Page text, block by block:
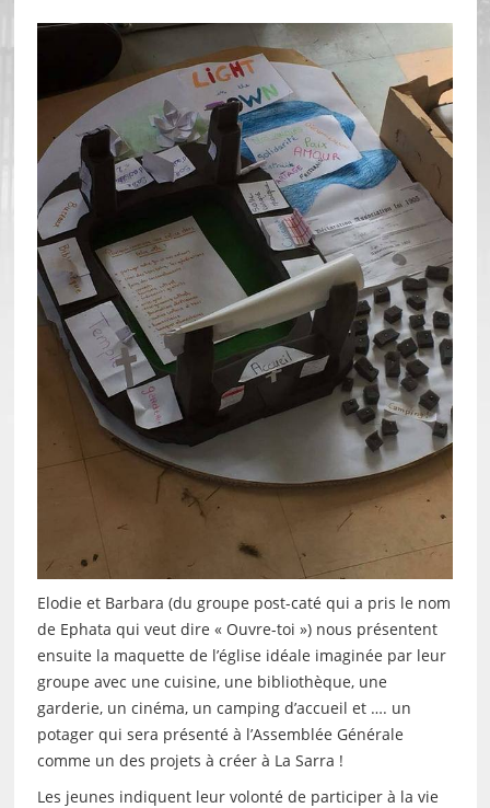
Elodie et Barbara (du groupe post-caté qui a pris le nom
de Ephata qui veut dire « Ouvre-toi ») nous présentent
ensuite la maquette de l’église idéale imaginée par leur
groupe avec une cuisine, une bibliothèque, une
garderie, un cinéma, un camping d’accueil et …. un
potager qui sera présenté à l’Assemblée Générale
comme un des projets à créer à La Sarra !
Les jeunes indiquent leur volonté de participer à la vie